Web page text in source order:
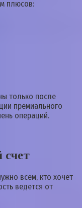
плюсов:
только после
премиального
операций.
счет
всем, кто хочет
ведется от